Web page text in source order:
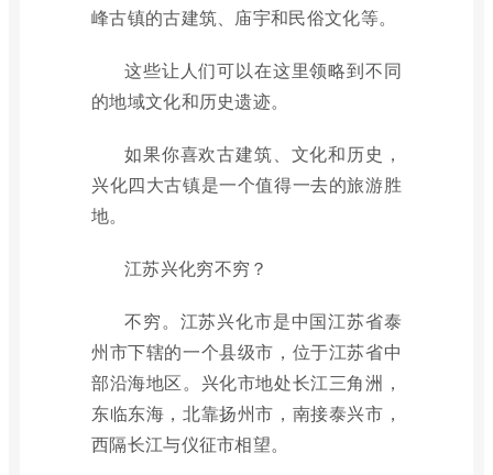
峰古镇的古建筑、庙宇和民俗文化等。
这些让人们可以在这里领略到不同
的地域文化和历史遗迹。
如果你喜欢古建筑、文化和历史，
兴化四大古镇是一个值得一去的旅游胜
地。
江苏兴化穷不穷？
不穷。江苏兴化市是中国江苏省泰
州市下辖的一个县级市，位于江苏省中
部沿海地区。兴化市地处长江三角洲，
东临东海，北靠扬州市，南接泰兴市，
西隔长江与仪征市相望。